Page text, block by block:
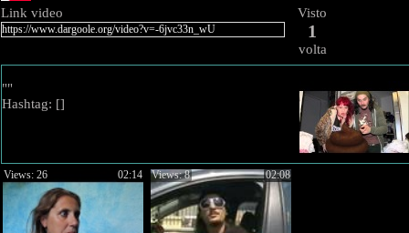
Link video Visto
1
volta
""
Hashtag: []
02:14
Views: 26 02:08
Views: 8